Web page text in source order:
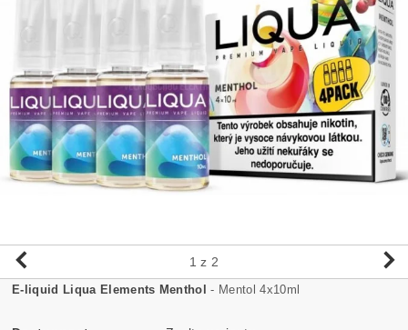
1 z 2
E-liquid Liqua Elements Menthol - Mentol 4x10ml